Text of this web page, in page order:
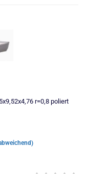
r=0,8 poliert